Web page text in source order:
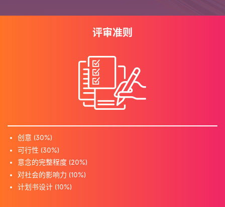
评审准则
创意 (30%)
可行性 (30%)
意念的完整程度 (20%)
对社会的影响力 (10%)
计划书设计 (10%)